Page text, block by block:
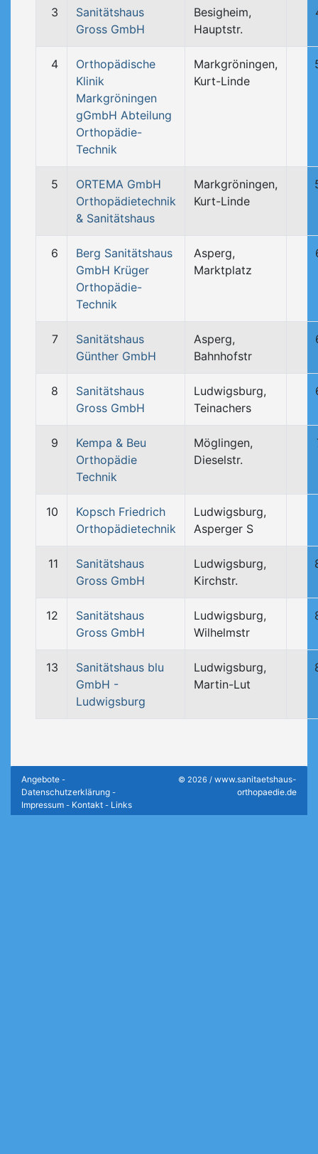
3
Sanitätshaus
Gross GmbH
Besigheim,
Hauptstr.
4
Orthopädische
Klinik
Markgröningen
gGmbH Abteilung
Orthopädie-
Technik
Markgröningen,
Kurt-Linde
5
ORTEMA GmbH
Orthopädietechnik
& Sanitätshaus
Markgröningen,
Kurt-Linde
6
Berg Sanitätshaus
GmbH Krüger
Orthopädie-
Technik
Asperg,
Marktplatz
7
Sanitätshaus
Günther GmbH
Asperg,
Bahnhofstr
8
Sanitätshaus
Gross GmbH
Ludwigsburg,
Teinachers
9
Kempa & Beu
Orthopädie
Technik
Möglingen,
Dieselstr.
10
Kopsch Friedrich
Orthopädietechnik
Ludwigsburg,
Asperger S
11
Sanitätshaus
Gross GmbH
Ludwigsburg,
Kirchstr.
12
Sanitätshaus
Gross GmbH
Ludwigsburg,
Wilhelmstr
13
Sanitätshaus blu
GmbH -
Ludwigsburg
Ludwigsburg,
Martin-Lut
Angebote -
Datenschutzerklärung -
Impressum - Kontakt - Links
© 2026 / www.sanitaetshaus-
orthopaedie.de